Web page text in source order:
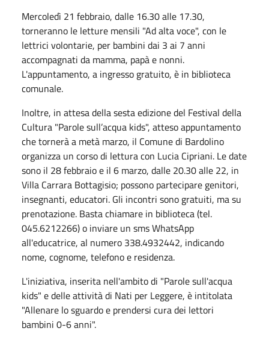
Mercoledì 21 febbraio, dalle 16.30 alle 17.30,
torneranno le letture mensili "Ad alta voce", con le
lettrici volontarie, per bambini dai 3 ai 7 anni
accompagnati da mamma, papà e nonni.
L'appuntamento, a ingresso gratuito, è in biblioteca
comunale.
Inoltre, in attesa della sesta edizione del Festival della
Cultura "Parole sull’acqua kids", atteso appuntamento
che tornerà a metà marzo, il Comune di Bardolino
organizza un corso di lettura con Lucia Cipriani. Le date
sono il 28 febbraio e il 6 marzo, dalle 20.30 alle 22, in
Villa Carrara Bottagisio; possono partecipare genitori,
insegnanti, educatori. Gli incontri sono gratuiti, ma su
prenotazione. Basta chiamare in biblioteca (tel.
045.6212266) o inviare un sms WhatsApp
all'educatrice, al numero 338.4932442, indicando
nome, cognome, telefono e residenza.
L'iniziativa, inserita nell'ambito di "Parole sull'acqua
kids" e delle attività di Nati per Leggere, è intitolata
"Allenare lo sguardo e prendersi cura dei lettori
bambini 0-6 anni".